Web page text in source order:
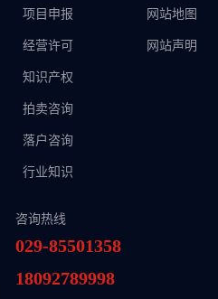
项目申报
经营许可
知识产权
拍卖咨询
落户咨询
行业知识
网站地图
网站声明
咨询热线
029-85501358
18092789998